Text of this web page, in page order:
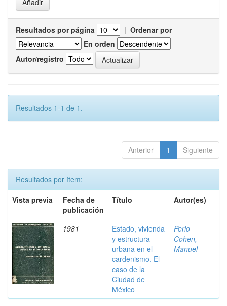
Resultados por página | Ordenar por
En orden
Autor/registro
Resultados 1-1 de 1.
Anterior 1 Siguiente
Resultados por ítem:
Vista previa
Fecha de
publicación
Título Autor(es)
1981
Estado, vivienda
y estructura
urbana en el
cardenismo. El
caso de la
Ciudad de
México
Perlo
Cohen,
Manuel